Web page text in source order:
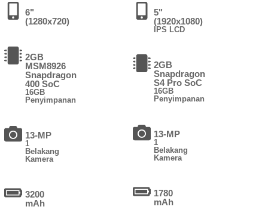
6"
(1280x720)
2GB
MSM8926
Snapdragon
400 SoC
16GB
Penyimpanan
13-MP
1
Belakang
Kamera
3200
mAh
5"
(1920x1080)
IPS LCD
2GB
Snapdragon
S4 Pro SoC
16GB
Penyimpanan
13-MP
1
Belakang
Kamera
1780
mAh